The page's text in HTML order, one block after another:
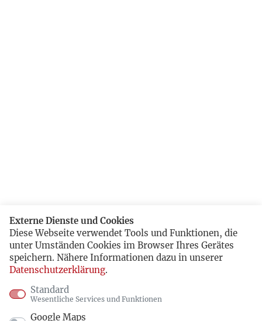
Externe Dienste und Cookies
Diese Webseite verwendet Tools und Funktionen, die
unter Umständen Cookies im Browser Ihres Gerätes
speichern. Nähere Informationen dazu in unserer
Datenschutzerklärung.
Standard
Wesentliche Services und Funktionen
Google Maps